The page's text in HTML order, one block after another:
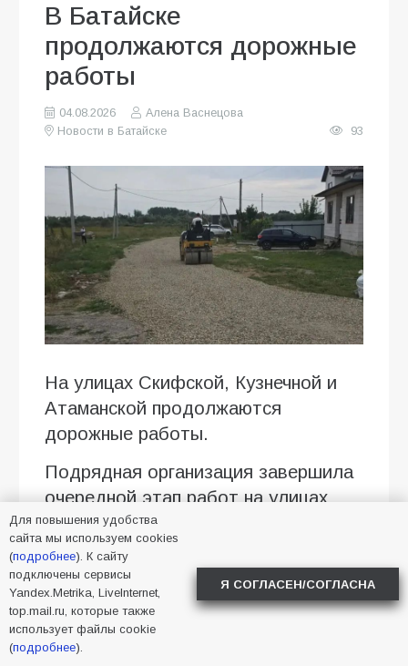
В Батайске
продолжаются дорожные
работы
04.08.2026
Алена Васнецова
Новости в Батайске
93
На улицах Скифской, Кузнечной и
Атаманской продолжаются
дорожные работы.
Подрядная организация завершила
очередной этап работ на улицах
Скифской, Кузнечной и Атаманской.
Специалисты выполнили
грейдирование, подсыпку щебня и
уплотнение дорожного покрытия
катком. Такие работы помогают
Для повышения удобства
сайта мы используем cookies
(подробнее). К сайту
подключены сервисы
Yandex.Metrika, LiveInternet,
top.mail.ru, которые также
использует файлы cookie
(подробнее).
Я СОГЛАСЕН/СОГЛАСНА